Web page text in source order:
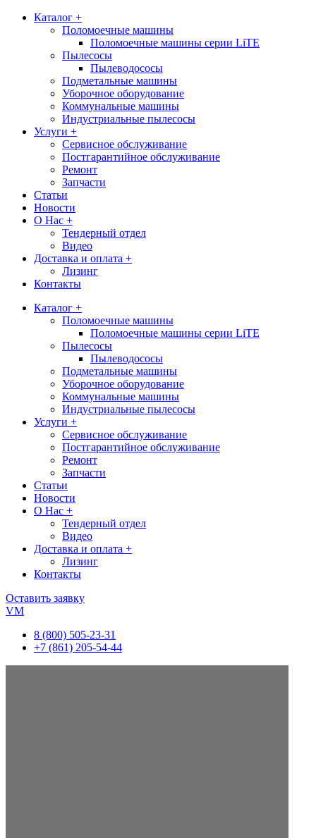
Каталог +
Поломоечные машины
Поломоечные машины серии LiTE
Пылесосы
Пылеводососы
Подметальные машины
Уборочное оборудование
Коммунальные машины
Индустриальные пылесосы
Услуги +
Сервисное обслуживание
Постгарантийное обслуживание
Ремонт
Запчасти
Статьи
Новости
О Нас +
Тендерный отдел
Видео
Доставка и оплата +
Лизинг
Контакты
Каталог +
Поломоечные машины
Поломоечные машины серии LiTE
Пылесосы
Пылеводососы
Подметальные машины
Уборочное оборудование
Коммунальные машины
Индустриальные пылесосы
Услуги +
Сервисное обслуживание
Постгарантийное обслуживание
Ремонт
Запчасти
Статьи
Новости
О Нас +
Тендерный отдел
Видео
Доставка и оплата +
Лизинг
Контакты
Оставить заявку
VM
8 (800) 505-23-31
+7 (861) 205-54-44